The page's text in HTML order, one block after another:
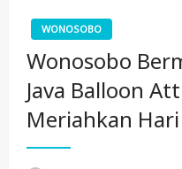
WONOSOBO
Wonosobo
Java Balloon
Meriahkan Hari